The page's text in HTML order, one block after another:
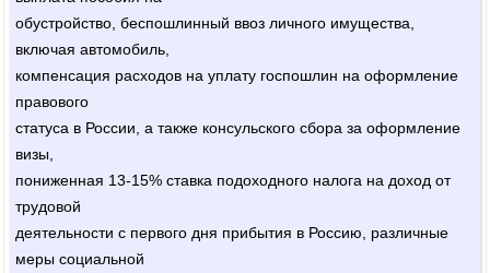
обустройство, беспошлинный ввоз личного имущества,
включая автомобиль,
компенсация расходов на уплату госпошлин на оформление
правового
статуса в России, а также консульского сбора за оформление
визы,
пониженная 13-15% ставка подоходного налога на доход от
трудовой
деятельности с первого дня прибытия в Россию, различные
меры социальной